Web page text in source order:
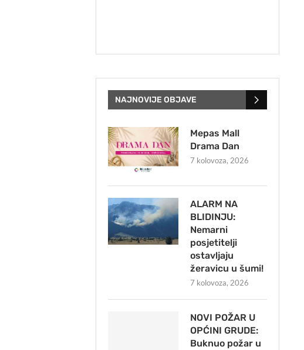
NAJNOVIJE OBJAVE
Mepas Mall
Drama Dan
7 kolovoza, 2026
ALARM NA
BLIDINJU:
Nemarni
posjetitelji
ostavljaju
žeravicu u šumi!
7 kolovoza, 2026
NOVI POŽAR U
OPĆINI GRUDE:
Buknuo požar u